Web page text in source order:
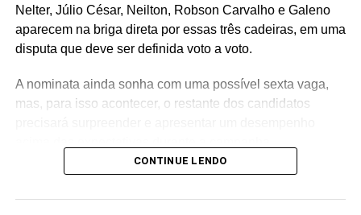
Nelter, Júlio César, Neilton, Robson Carvalho e Galeno
aparecem na briga direta por essas três cadeiras, em uma
disputa que deve ser definida voto a voto.
A nominata ainda sonha com uma possível sexta vaga,
mas, para isso acontecer, o restante dos candidatos
Teoricamente, Kleber Rodrigues e Cinthia, esposa de
Allyson Bezerra, pré-candidato ao Governo do Estado,
CONTINUE LENDO